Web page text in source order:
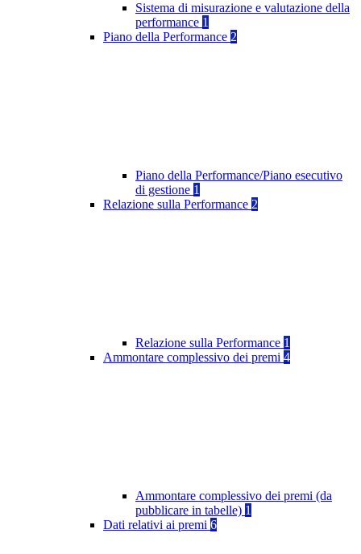
Sistema di misurazione e valutazione della
performance 1
Piano della Performance 2
Piano della Performance/Piano esecutivo
di gestione 1
Relazione sulla Performance 2
Relazione sulla Performance 1
Ammontare complessivo dei premi 4
Ammontare complessivo dei premi (da
pubblicare in tabelle) 1
Dati relativi ai premi 6